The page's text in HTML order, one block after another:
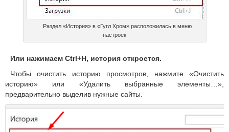
Раздел «История» в «Гугл Хром» расположилась в меню
настроек
Или нажимаем Ctrl+H, история откроется.
Чтобы очистить историю просмотров, нажмите «Очистить
историю» или «Удалить выбранные элементы…»,
предварительно выделив нужные сайты.